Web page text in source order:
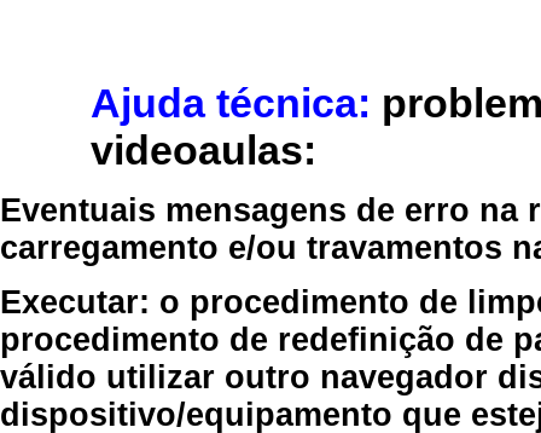
Ajuda técnica:
videoaulas:
Eventuais mensagens de erro
carregamento e/ou travamentos
Executar: o procedimento de
procedimento de redefinição de
válido utilizar outro navegador
dispositivo/equipamento que